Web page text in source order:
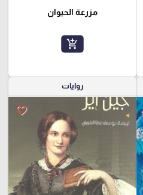
مزرعة الحيوان
add_shopping_cart
روايات
favorite_border